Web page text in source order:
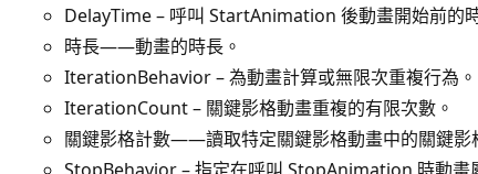
DelayTime – 呼叫 StartAnimation 後動畫開始前的
時長——動畫的時長。
IterationBehavior – 為動畫計算或無限次重複行為。
IterationCount – 關鍵影格動畫重複的有限次數。
關鍵影格計數——讀取特定關鍵影格動畫中的關鍵影
StopBehavior – 指定在呼叫 StopAnimation 時動畫